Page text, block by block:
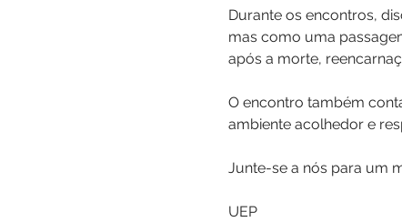
Durante os encontros,
mas como uma
após a morte,
O encontro também
ambiente acolhedor e
Junte-se a nós para um
UEP